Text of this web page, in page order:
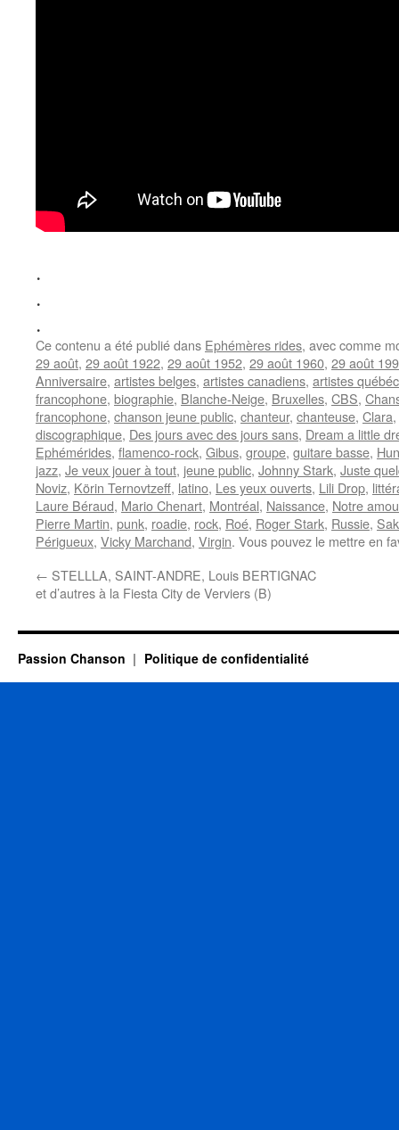
.
.
.
Ce contenu a été publié dans Ephémères rides, avec comme
29 août, 29 août 1922, 29 août 1952, 29 août 1960, 29 août
Anniversaire, artistes belges, artistes canadiens, artistes
francophone, biographie, Blanche-Neige, Bruxelles, CBS,
francophone, chanson jeune public, chanteur, chanteuse, Clara,
discographique, Des jours avec des jours sans, Dream a little
Ephémérides, flamenco-rock, Gibus, groupe, guitare basse,
jazz, Je veux jouer à tout, jeune public, Johnny Stark, Juste
Noviz, Körin Ternovtzeff, latino, Les yeux ouverts, Lili Drop,
Laure Béraud, Mario Chenart, Montréal, Naissance, Notre
Pierre Martin, punk, roadie, rock, Roé, Roger Stark, Russie,
Périgueux, Vicky Marchand, Virgin. Vous pouvez le mettre en
← STELLLA, SAINT-ANDRE, Louis BERTIGNAC
et d’autres à la Fiesta City de Verviers (B)
Passion Chanson Politique de confidentialité